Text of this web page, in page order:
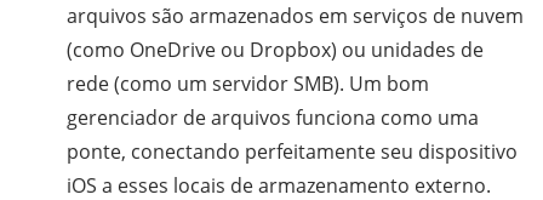
arquivos são armazenados em serviços de nuvem
(como OneDrive ou Dropbox) ou unidades de
rede (como um servidor SMB). Um bom
gerenciador de arquivos funciona como uma
ponte, conectando perfeitamente seu dispositivo
iOS a esses locais de armazenamento externo.